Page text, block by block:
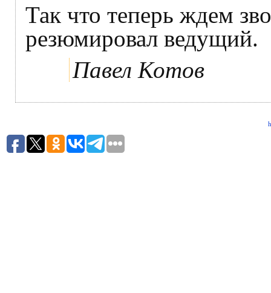
Так что теперь ждем
резюмировал ведущий.
Павел Котов